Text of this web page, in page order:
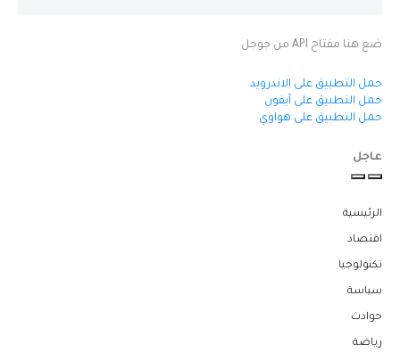
ضع هنا مفتاح API من جوجل
حمل التطبيق على الاندرويد
حمل التطبيق على آيفون
حمل التطبيق على هواوي
عاجل
الرئيسية
اقتصاد
تكنولوجيا
سياسة
حوادث
رياضة